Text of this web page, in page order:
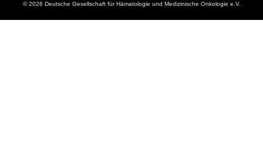
© 2026 Deutsche Gesellschaft für Hämatologie und Medizinische Onkologie e.V.